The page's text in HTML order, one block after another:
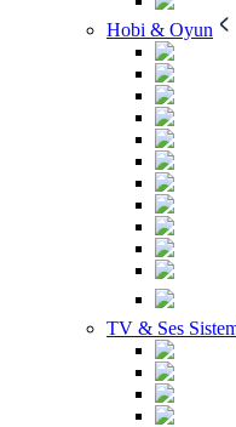
Hobi & Oyun
TV & Ses